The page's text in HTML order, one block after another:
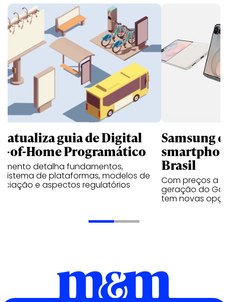
atualiza guia de Digital
of-Home Programático
detalha fundamentos,
de plataformas, modelos de
e aspectos regulatórios
Samsung
Brasil
Com preços a
geração do
tem novas